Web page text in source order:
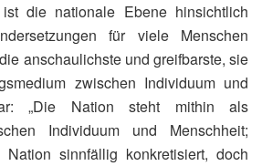
die nationale Ebene hinsichtlich
für viele Menschen
anschaulichste und greifbarste, sie
zwischen Individuum und
„Die Nation steht mithin als
Individuum und Menschheit;
sinnfällig konkretisiert, doch